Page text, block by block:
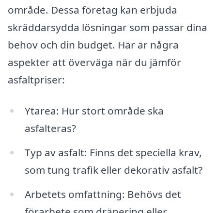
område. Dessa företag kan erbjuda
skräddarsydda lösningar som passar dina
behov och din budget. Här är några
aspekter att överväga när du jämför
asfaltpriser:
Ytarea: Hur stort område ska
asfalteras?
Typ av asfalt: Finns det speciella krav,
som tung trafik eller dekorativ asfalt?
Arbetets omfattning: Behövs det